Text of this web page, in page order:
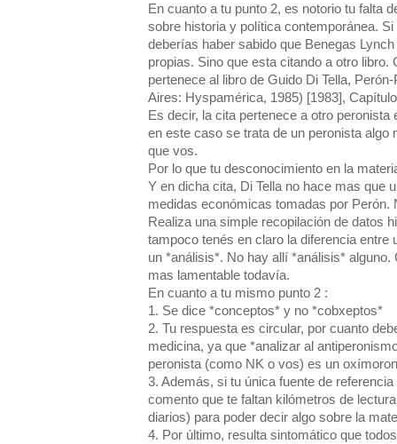
En cuanto a tu punto 2, es notorio tu falta
sobre historia y política contemporánea.
deberías haber sabido que Benegas
propias. Sino que esta citando a otro libro.
pertenece al libro de Guido Di Tella,
Aires: Hyspamérica, 1985) [1983],
Es decir, la cita pertenece a otro
en este caso se trata de un peronista
que vos.
Por lo que tu desconocimiento en la
Y en dicha cita, Di Tella no hace mas que
medidas económicas tomadas por Perón.
Realiza una simple recopilación de datos
tampoco tenés en claro la diferencia entre
un *análisis*. No hay allí *análisis* alguno.
mas lamentable todavía.
En cuanto a tu mismo punto 2 :
1. Se dice *conceptos* y no *cobxeptos*
2. Tu respuesta es circular, por cuanto
medicina, ya que *analizar al
peronista (como NK o vos) es un
3. Además, si tu única fuente de
comento que te faltan kilómetros de
diarios) para poder decir algo sobre la
4. Por último, resulta sintomático que